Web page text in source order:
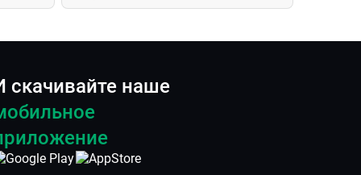
скачивайте наше